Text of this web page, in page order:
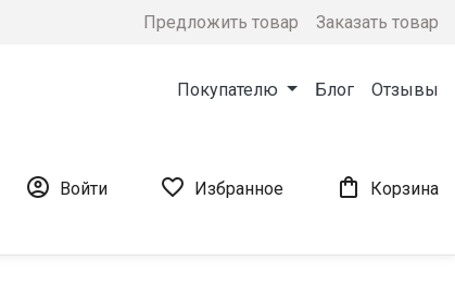
Предложить товар Заказать товар
Покупателю Блог Отзывы
 Войти  Избранное  Корзина